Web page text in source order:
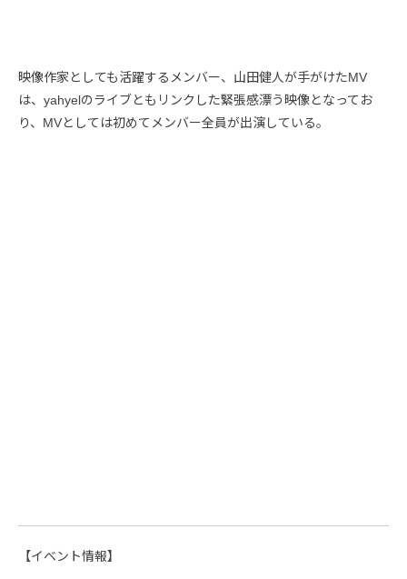
映像作家としても活躍するメンバー、山田健人が手がけたMV
は、yahyelのライブともリンクした緊張感漂う映像となってお
り、MVとしては初めてメンバー全員が出演している。
【イベント情報】